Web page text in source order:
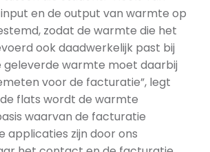
en de output van warmte op
zodat de warmte die het
ook daadwerkelijk past bij
geleverde warmte moet daarbij
voor de facturatie”, legt
de flats wordt de warmte
waarvan de facturatie
applicaties zijn door ons